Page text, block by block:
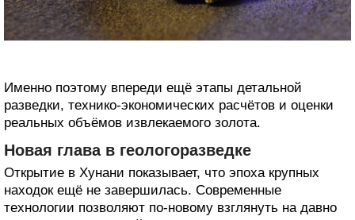
Именно поэтому впереди ещё этапы детальной
разведки, технико-экономических расчётов и оценки
реальных объёмов извлекаемого золота.
Новая глава в геологоразведке
Открытие в Хунани показывает, что эпоха крупных
находок ещё не завершилась. Современные
технологии позволяют по-новому взглянуть на давно